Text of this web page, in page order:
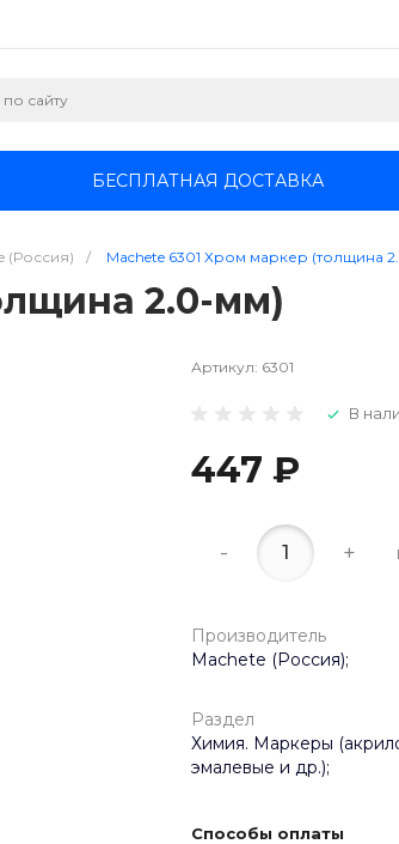
БЕСПЛАТНАЯ ДОСТАВКА
(Россия) / Machete 6301 Хром маркер (толщина
2.0-мм)
Артикул: 6301
В
447 ₽
- +
Производитель
Machete (Россия);
Раздел
Химия. Маркеры
эмалевые и др.);
Способы оплаты